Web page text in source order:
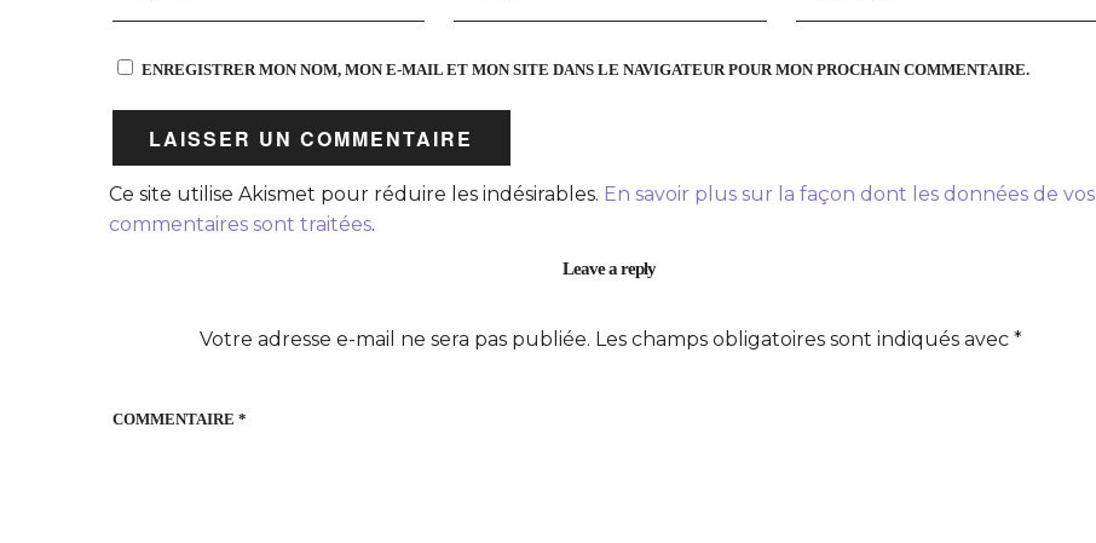
ENREGISTRER MON NOM, MON E-MAIL ET MON SITE DANS LE NAVIGATEUR POUR MON PROCHAIN COMMENTAIRE.
Ce site utilise Akismet pour réduire les indésirables. En savoir plus sur la façon dont les données de vos
commentaires sont traitées.
Leave a reply
Votre adresse e-mail ne sera pas publiée. Les champs obligatoires sont indiqués avec *
COMMENTAIRE *